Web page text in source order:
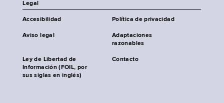
Legal
Accesibilidad Política de privacidad
Aviso legal
Adaptaciones
razonables
Ley de Libertad de
Información (FOIL, por
sus siglas en inglés)
Contacto